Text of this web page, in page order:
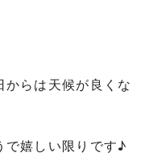
らは天候が良くな
で嬉しい限りです♪